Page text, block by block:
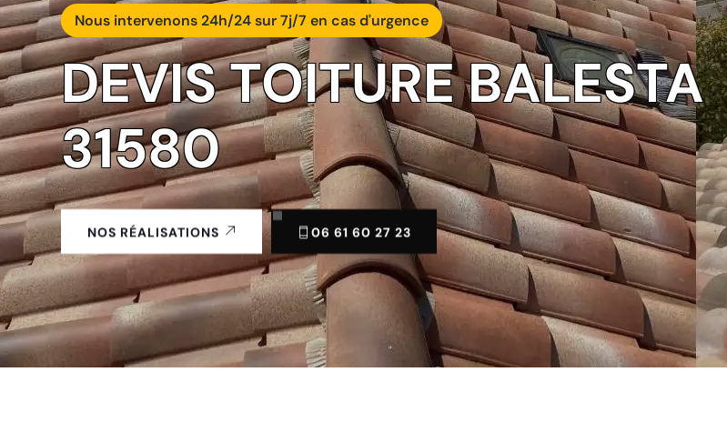
Nous intervenons 24h/24 sur 7j/7 en cas d'urgence
DEVIS TOITURE BALESTA
31580
NOS RÉALISATIONS 06 61 60 27 23